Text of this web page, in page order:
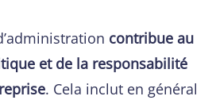
contribue au
et de la responsabilité
. Cela inclut en général